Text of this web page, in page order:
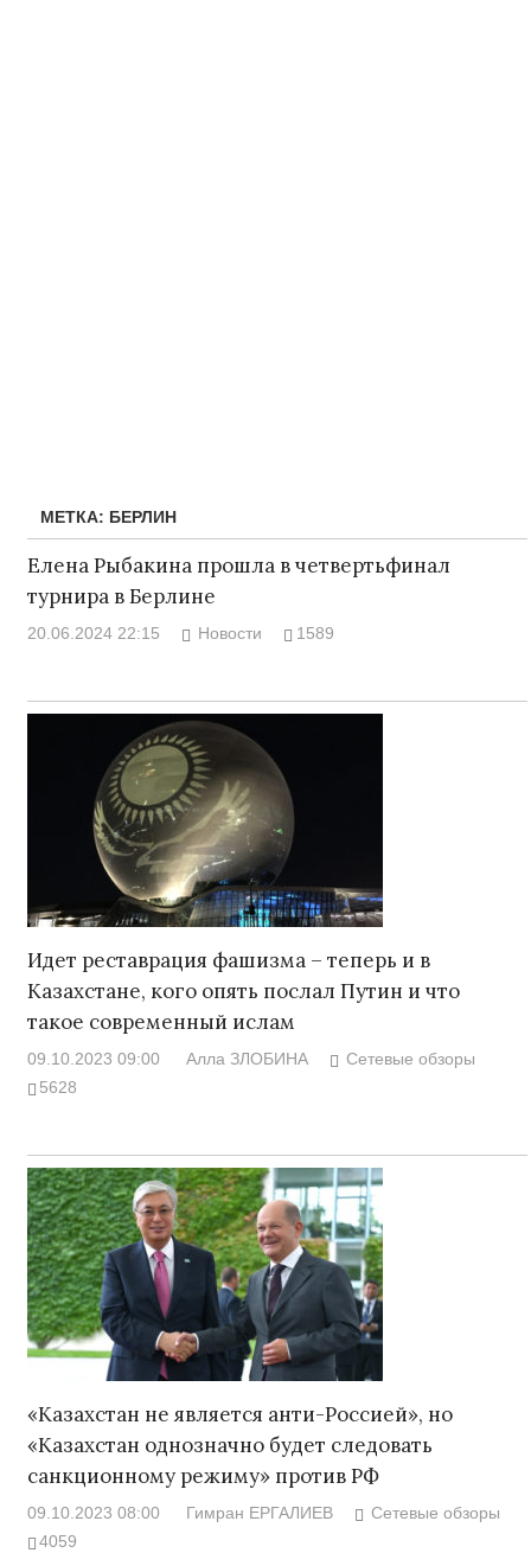
МЕТКА: БЕРЛИН
Елена Рыбакина прошла в четвертьфинал
турнира в Берлине
20.06.2024 22:15 Новости 1589
Идет реставрация фашизма – теперь и в
Казахстане, кого опять послал Путин и что
такое современный ислам
09.10.2023 09:00 Алла ЗЛОБИНА
Сетевые обзоры
5628
«Казахстан не является анти-Россией», но
«Казахстан однозначно будет следовать
санкционному режиму» против РФ
09.10.2023 08:00 Гимран ЕРГАЛИЕВ
Сетевые обзоры
4059